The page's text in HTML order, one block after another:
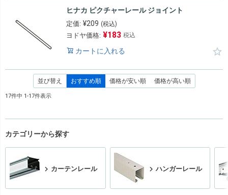
ヒナカ ピクチャーレール ジョイント
定価: ¥209 (税込)
ヨドヤ価格: ¥183 税込
カートに入れる
並び替え おすすめ順 価格が安い順 価格が高い順
17件中 1-17件表示
カテゴリーから探す
カーテンレール ハンガーレール